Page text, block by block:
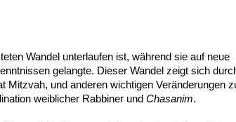
Wandel unterlaufen ist, während sie auf neue
gelangte. Dieser Wandel zeigt sich
Mitzvah, und anderen wichtigen Veränderungen
weiblicher Rabbiner und Chasanim.